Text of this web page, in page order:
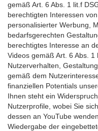
gemäß Art. 6 Abs. 1 lit.f
berechtigten Interessen
personalisierter Werbung,
bedarfsgerechten
berechtigtes Interesse an
Videos gemäß Art. 6 Abs. 1
Nutzerverhalten,
gemäß dem
finanziellen Potentials
Ihnen steht ein
Nutzerprofile, wobei Sie
dessen an YouTube
Wiedergabe der